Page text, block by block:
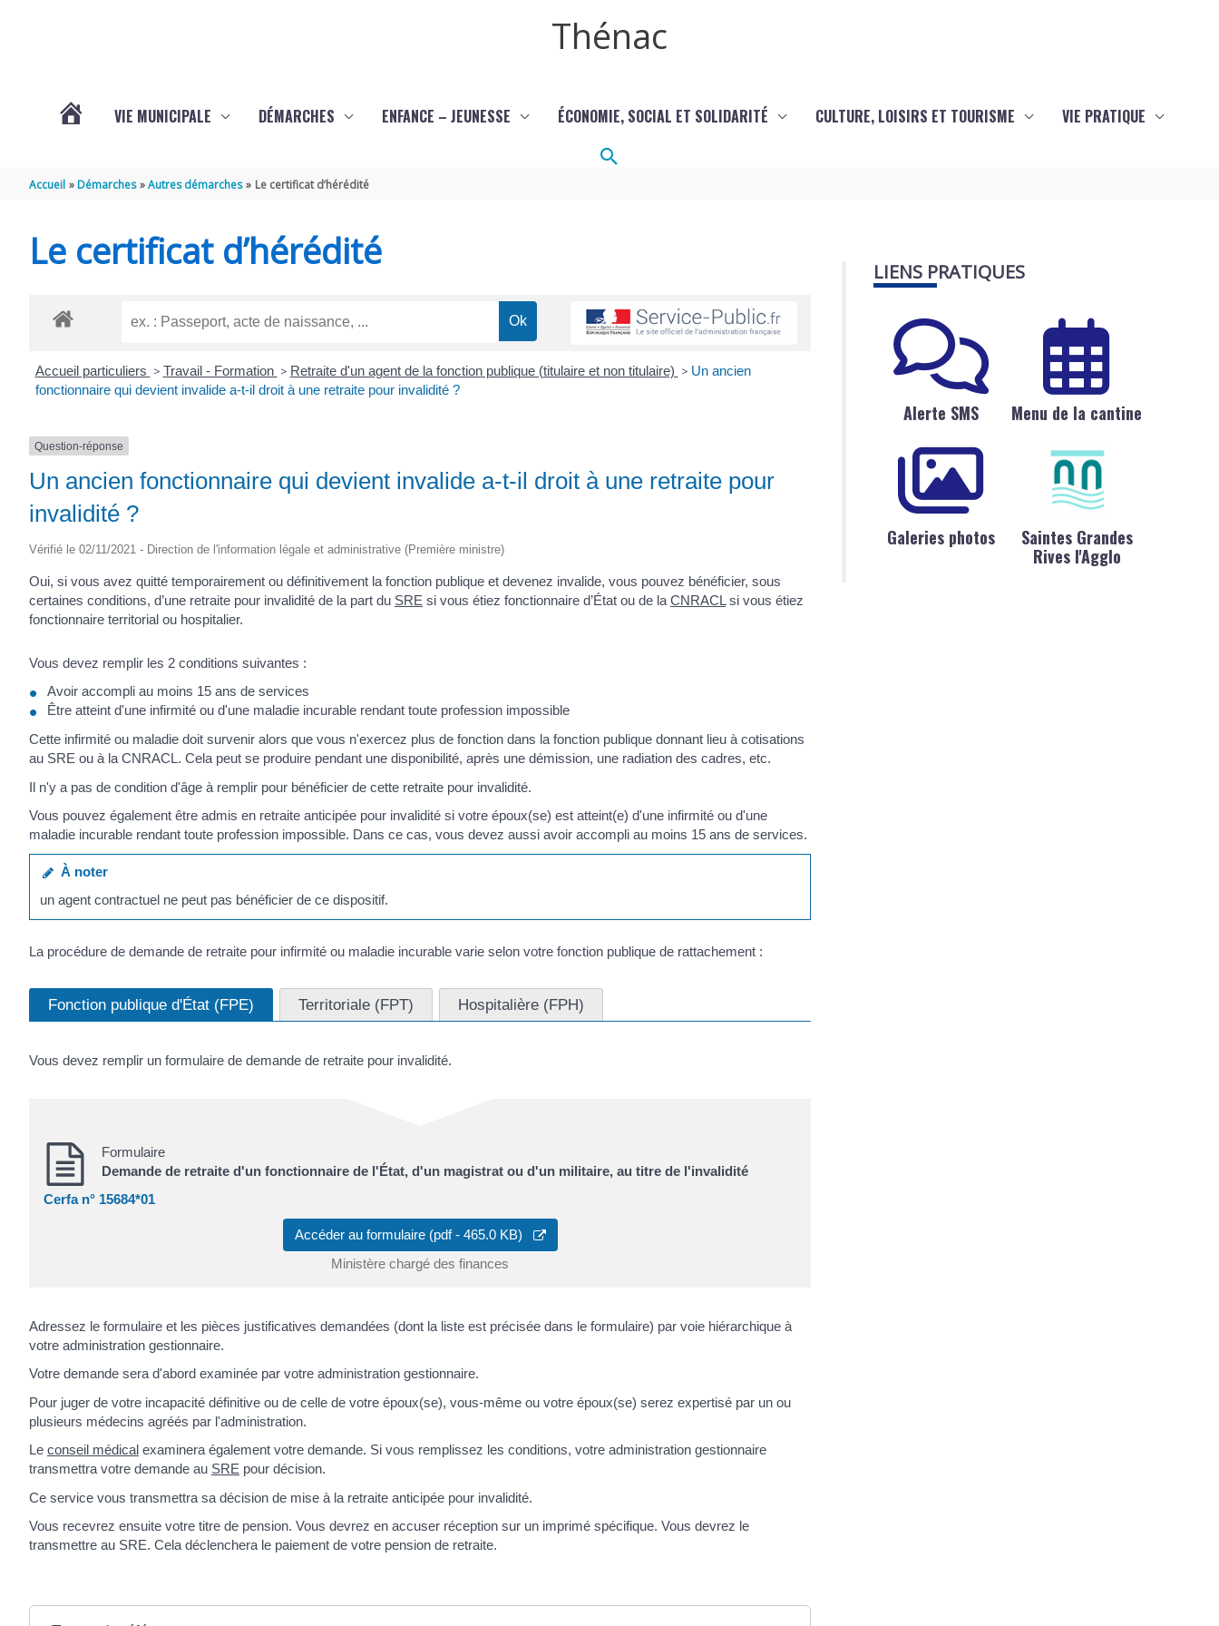
Thénac
THÉNAC
VIE MUNICIPALE DÉMARCHES ENFANCE – JEUNESSE ÉCONOMIE, SOCIAL ET SOLIDARITÉ CULTURE, LOISIRS ET TOURISME VIE PRATIQUE
Rechercher
Accueil Démarches Autres démarches Le certificat d’hérédité
Le certificat d’hérédité
Accueil particuliers > Travail - Formation > Retraite d'un agent de la fonction publique (titulaire et non titulaire) > Un ancien
fonctionnaire qui devient invalide a-t-il droit à une retraite pour invalidité ?
Question-réponse
Un ancien fonctionnaire qui devient invalide a-t-il droit à une retraite pour
invalidité ?
Vérifié le 02/11/2021 - Direction de l'information légale et administrative (Première ministre)
Oui, si vous avez quitté temporairement ou définitivement la fonction publique et devenez invalide, vous pouvez bénéficier, sous
certaines conditions, d’une retraite pour invalidité de la part du SRE si vous étiez fonctionnaire d’État ou de la CNRACL si vous étiez
fonctionnaire territorial ou hospitalier.
Vous devez remplir les 2 conditions suivantes :
Avoir accompli au moins 15 ans de services
Être atteint d'une infirmité ou d'une maladie incurable rendant toute profession impossible
Cette infirmité ou maladie doit survenir alors que vous n'exercez plus de fonction dans la fonction publique donnant lieu à cotisations
au SRE ou à la CNRACL. Cela peut se produire pendant une disponibilité, après une démission, une radiation des cadres, etc.
Il n'y a pas de condition d'âge à remplir pour bénéficier de cette retraite pour invalidité.
Vous pouvez également être admis en retraite anticipée pour invalidité si votre époux(se) est atteint(e) d'une infirmité ou d'une
maladie incurable rendant toute profession impossible. Dans ce cas, vous devez aussi avoir accompli au moins 15 ans de services.
À noter
un agent contractuel ne peut pas bénéficier de ce dispositif.
La procédure de demande de retraite pour infirmité ou maladie incurable varie selon votre fonction publique de rattachement :
Fonction publique d'État (FPE) Territoriale (FPT) Hospitalière (FPH)
Vous devez remplir un formulaire de demande de retraite pour invalidité.
Formulaire
Demande de retraite d'un fonctionnaire de l'État, d'un magistrat ou d'un militaire, au titre de l'invalidité
Cerfa n° 15684*01
Accéder au formulaire (pdf - 465.0 KB)
Ministère chargé des finances
Adressez le formulaire et les pièces justificatives demandées (dont la liste est précisée dans le formulaire) par voie hiérarchique à
votre administration gestionnaire.
Votre demande sera d'abord examinée par votre administration gestionnaire.
Pour juger de votre incapacité définitive ou de celle de votre époux(se), vous-même ou votre époux(se) serez expertisé par un ou
plusieurs médecins agréés par l'administration.
Le conseil médical examinera également votre demande. Si vous remplissez les conditions, votre administration gestionnaire
transmettra votre demande au SRE pour décision.
Ce service vous transmettra sa décision de mise à la retraite anticipée pour invalidité.
Vous recevrez ensuite votre titre de pension. Vous devrez en accuser réception sur un imprimé spécifique. Vous devrez le
transmettre au SRE. Cela déclenchera le paiement de votre pension de retraite.
LIENS PRATIQUES
Alerte SMS Menu de la cantine
Galeries photos
Saintes Grandes
Rives l'Agglo